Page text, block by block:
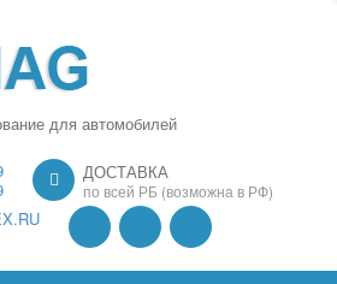
для автомобилей
ДОСТАВКА
по всей РБ (возможна в РФ)